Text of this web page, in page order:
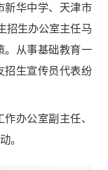
新华中学、天津市
招生办公室主任马
。从事基础教育一
招生宣传员代表纷
办公室副主任、
。